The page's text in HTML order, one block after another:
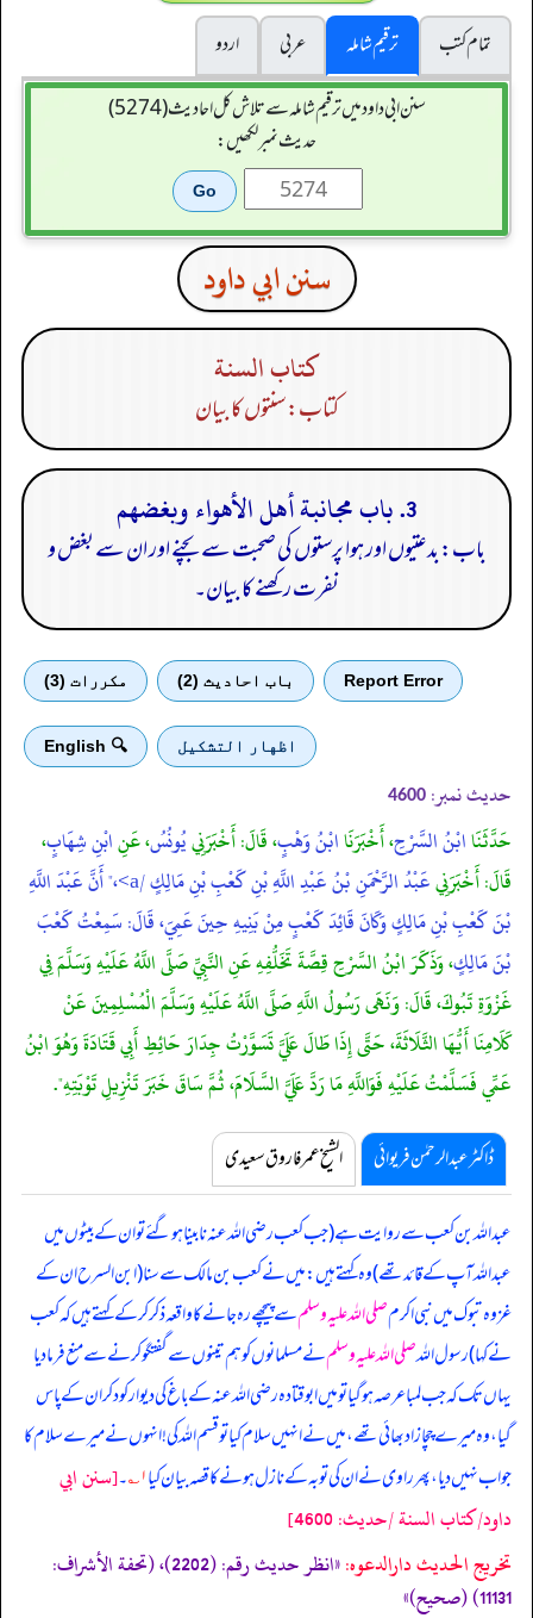
تمام کتب
ترقیم شاملہ عربی
اردو
سنن ابي داود میں ترقیم شاملہ سے تلاش کل احادیث (5274)
حدیث نمبر لکھیں:
سنن ابي داود
كتاب السنة
کتاب: سنتوں کا بیان
3. باب مجانبة أهل الأهواء وبغضهم
باب: بدعتیوں اور ہوا پرستوں کی صحبت سے بچنے اور ان سے بغض و
نفرت رکھنے کا بیان۔
Report Error باب احادیث (2) مكررات (3)
اظهار التشكيل 🔍 English
حدیث نمبر: 4600
حَدَّثَنَاابْنُ السَّرْحِ، أَخْبَرَنَاابْنُ وَهْبٍ، قَالَ: أَخْبَرَنِييُونُسُ، عَنِابْنِ شِهَابٍ،
قَالَ: أَخْبَرَنِي
عَبْدُ الرَّحْمَنِ بْنُ عَبْدِ اللَّهِ بْنِ كَعْبِ بْنِ مَالِكٍ /a>،" أَنَّ عَبْدَ اللَّهِ
بْنَ كَعْبِ بْنِ مَالِكٍ وَكَانَ قَائِدَ كَعْبٍ مِنْ بَنِيهِ حِينَ عَمِيَ، قَالَ: سَمِعْتُكَعْبَ
بْنَ مَالِكٍ، وَذَكَرَ ابْنُ السَّرْحِ قِصَّةَ تَخَلُّفِهِ عَنِ النَّبِيِّ صَلَّى اللَّهُ عَلَيْهِ وَسَلَّمَ فِي
غَزْوَةِ تَبُوكَ، قَالَ: وَنَهَى رَسُولُ اللَّهِ صَلَّى اللَّهُ عَلَيْهِ وَسَلَّمَ الْمُسْلِمِينَ عَنْ
كَلَامِنَا أَيُّهَا الثَّلَاثَةَ، حَتَّى إِذَا طَالَ عَلَيَّ تَسَوَّرْتُ جِدَارَ حَائِطِ أَبِي قَتَادَةَ وَهُوَ ابْنُ
عَمِّي فَسَلَّمْتُ عَلَيْهِ فَوَاللَّهِ مَا رَدَّ عَلَيَّ السَّلَامَ، ثُمَّ سَاقَ خَبَرَ تَنْزِيلِ تَوْبَتِهِ".
ڈاکٹر عبدالرحمٰن فریوائی الشیخ عمر فاروق سعیدی
عبداللہ بن کعب سے روایت ہے(جب کعب رضی اللہ عنہ نابینا ہو گئے تو ان کے بیٹوں میں
عبداللہ آپ کے قائد تھے) وہ کہتے ہیں: میں نے کعب بن مالک سے سنا (ابن السرح ان کے
غزوہ تبوک میں نبی اکرمصلی اللہ علیہ وسلمسے پیچھے رہ جانے کا واقعہ ذکر کر کے کہتے ہیں کہ کعب
نے کہا) رسول اللہصلی اللہ علیہ وسلمنے مسلمانوں کو ہم تینوں سے گفتگو کرنے سے منع فرما دیا
یہاں تک کہ جب لمبا عرصہ ہو گیا تو میں ابوقتادہ رضی اللہ عنہ کے باغ کی دیوار کود کر ان کے پاس
گیا، وہ میرے چچا زاد بھائی تھے، میں نے انہیں سلام کیا تو قسم اللہ کی! انہوں نے میرے سلام کا
جواب نہیں دیا، پھر راوی نے ان کی توبہ کے نازل ہونے کا قصہ بیان کیا۱؎ ۔[سنن ابي
داود/كتاب السنة /حدیث: 4600]
تخریج الحدیث دارالدعوہ:
«‏‏‏‏انظر حدیث رقم: (2202)، (تحفة الأشراف:
11131) (صحیح)»